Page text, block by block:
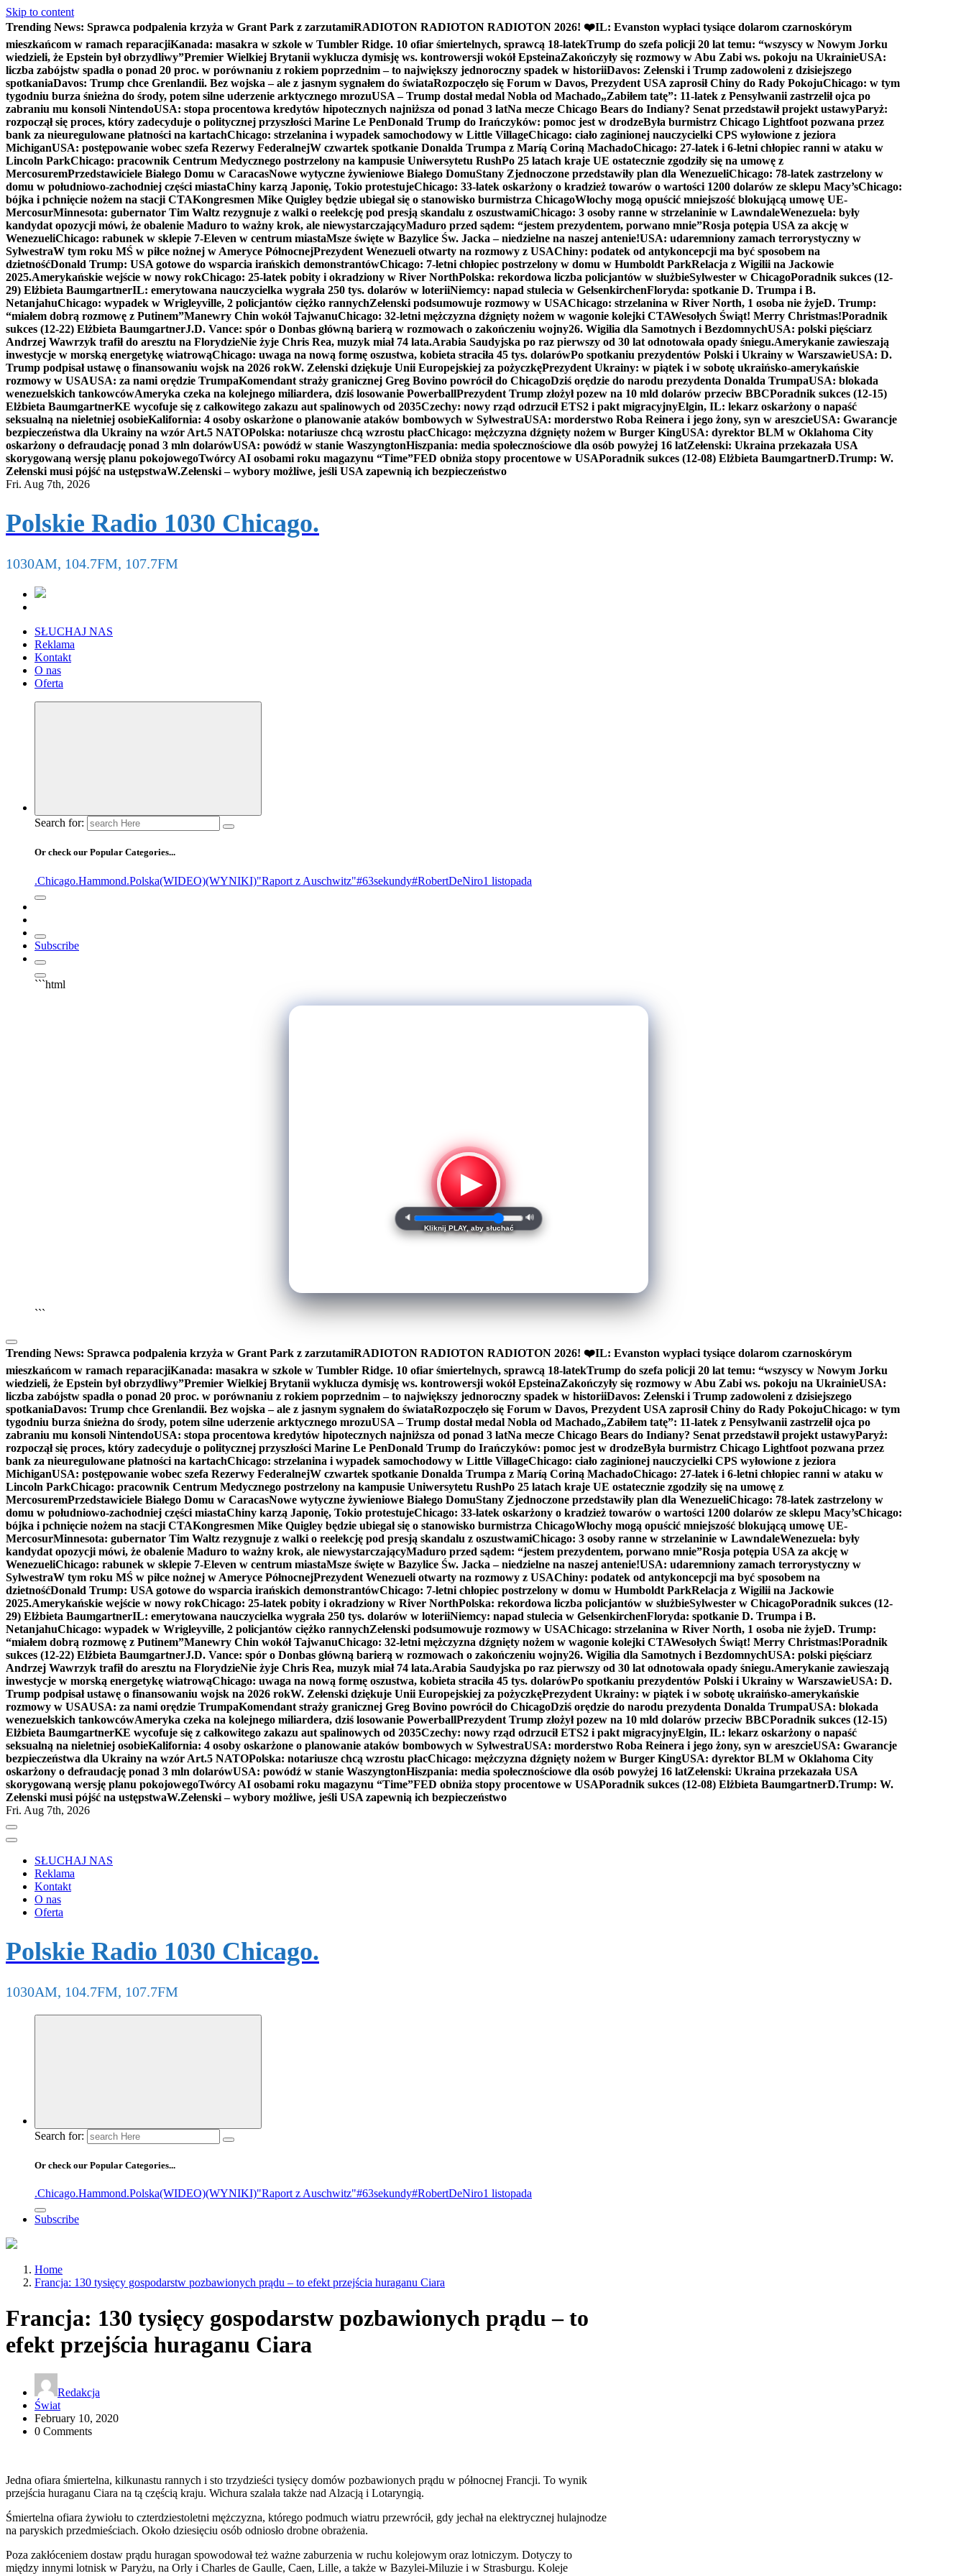
Skip to content
Trending News: Sprawca podpalenia krzyża w Grant Park z zarzutamiRADIOTON RADIOTON RADIOTON 2026! ❤️IL: Evanston wypłaci tysiące dolarom czarnoskórym
mieszkańcom w ramach reparacjiKanada: masakra w szkole w Tumbler Ridge. 10 ofiar śmiertelnych, sprawcą 18-latekTrump do szefa policji 20 lat temu: “wszyscy w Nowym Jorku
wiedzieli, że Epstein był obrzydliwy”Premier Wielkiej Brytanii wyklucza dymisję ws. kontrowersji wokół EpsteinaZakończyły się rozmowy w Abu Zabi ws. pokoju na UkrainieUSA:
liczba zabójstw spadła o ponad 20 proc. w porównaniu z rokiem poprzednim – to największy jednoroczny spadek w historiiDavos: Zełenski i Trump zadowoleni z dzisiejszego
spotkaniaDavos: Trump chce Grenlandii. Bez wojska – ale z jasnym sygnałem do świataRozpoczęło się Forum w Davos, Prezydent USA zaprosił Chiny do Rady PokojuChicago: w tym
tygodniu burza śnieżna do środy, potem silne uderzenie arktycznego mrozuUSA – Trump dostał medal Nobla od Machado„Zabiłem tatę”: 11-latek z Pensylwanii zastrzelił ojca po
zabraniu mu konsoli NintendoUSA: stopa procentowa kredytów hipotecznych najniższa od ponad 3 latNa mecze Chicago Bears do Indiany? Senat przedstawił projekt ustawyParyż:
rozpoczął się proces, który zadecyduje o politycznej przyszłości Marine Le PenDonald Trump do Irańczyków: pomoc jest w drodzeByła burmistrz Chicago Lightfoot pozwana przez
bank za nieuregulowane płatności na kartachChicago: strzelanina i wypadek samochodowy w Little VillageChicago: ciało zaginionej nauczycielki CPS wyłowione z jeziora
MichiganUSA: postępowanie wobec szefa Rezerwy FederalnejW czwartek spotkanie Donalda Trumpa z Maríą Coriną MachadoChicago: 27-latek i 6-letni chłopiec ranni w ataku w
Lincoln ParkChicago: pracownik Centrum Medycznego postrzelony na kampusie Uniwersytetu RushPo 25 latach kraje UE ostatecznie zgodziły się na umowę z
MercosuremPrzedstawiciele Białego Domu w CaracasNowe wytyczne żywieniowe Białego DomuStany Zjednoczone przedstawiły plan dla WenezueliChicago: 78-latek zastrzelony w
domu w południowo-zachodniej części miastaChiny karzą Japonię, Tokio protestujeChicago: 33-latek oskarżony o kradzież towarów o wartości 1200 dolarów ze sklepu Macy’sChicago:
bójka i pchnięcie nożem na stacji CTAKongresmen Mike Quigley będzie ubiegał się o stanowisko burmistrza ChicagoWłochy mogą opuścić mniejszość blokującą umowę UE-
MercosurMinnesota: gubernator Tim Waltz rezygnuje z walki o reelekcję pod presją skandalu z oszustwamiChicago: 3 osoby ranne w strzelaninie w LawndaleWenezuela: były
kandydat opozycji mówi, że obalenie Maduro to ważny krok, ale niewystarczającyMaduro przed sądem: “jestem prezydentem, porwano mnie”Rosja potępia USA za akcję w
WenezueliChicago: rabunek w sklepie 7-Eleven w centrum miastaMsze święte w Bazylice Św. Jacka – niedzielne na naszej antenie!USA: udaremniony zamach terrorystyczny w
SylwestraW tym roku MŚ w piłce nożnej w Ameryce PółnocnejPrezydent Wenezueli otwarty na rozmowy z USAChiny: podatek od antykoncepcji ma być sposobem na
dzietnośćDonald Trump: USA gotowe do wsparcia irańskich demonstrantówChicago: 7-letni chłopiec postrzelony w domu w Humboldt ParkRelacja z Wigilii na Jackowie
2025.Amerykańskie wejście w nowy rokChicago: 25-latek pobity i okradziony w River NorthPolska: rekordowa liczba policjantów w służbieSylwester w ChicagoPoradnik sukces (12-
29) Elżbieta BaumgartnerIL: emerytowana nauczycielka wygrała 250 tys. dolarów w loteriiNiemcy: napad stulecia w GelsenkirchenFloryda: spotkanie D. Trumpa i B.
NetanjahuChicago: wypadek w Wrigleyville, 2 policjantów ciężko rannychZełenski podsumowuje rozmowy w USAChicago: strzelanina w River North, 1 osoba nie żyjeD. Trump:
“miałem dobrą rozmowę z Putinem”Manewry Chin wokół TajwanuChicago: 32-letni mężczyzna dźgnięty nożem w wagonie kolejki CTAWesołych Świąt! Merry Christmas!Poradnik
sukces (12-22) Elżbieta BaumgartnerJ.D. Vance: spór o Donbas główną barierą w rozmowach o zakończeniu wojny26. Wigilia dla Samotnych i BezdomnychUSA: polski pięściarz
Andrzej Wawrzyk trafił do aresztu na FlorydzieNie żyje Chris Rea, muzyk miał 74 lata.Arabia Saudyjska po raz pierwszy od 30 lat odnotowała opady śniegu.Amerykanie zawieszają
inwestycje w morską energetykę wiatrowąChicago: uwaga na nową formę oszustwa, kobieta straciła 45 tys. dolarówPo spotkaniu prezydentów Polski i Ukrainy w WarszawieUSA: D.
Trump podpisał ustawę o finansowaniu wojsk na 2026 rokW. Zełenski dziękuje Unii Europejskiej za pożyczkęPrezydent Ukrainy: w piątek i w sobotę ukraińsko-amerykańskie
rozmowy w USAUSA: za nami orędzie TrumpaKomendant straży granicznej Greg Bovino powrócił do ChicagoDziś orędzie do narodu prezydenta Donalda TrumpaUSA: blokada
wenezuelskich tankowcówAmeryka czeka na kolejnego miliardera, dziś losowanie PowerballPrezydent Trump złożył pozew na 10 mld dolarów przeciw BBCPoradnik sukces (12-15)
Elżbieta BaumgartnerKE wycofuje się z całkowitego zakazu aut spalinowych od 2035Czechy: nowy rząd odrzucił ETS2 i pakt migracyjnyElgin, IL: lekarz oskarżony o napaść
seksualną na nieletniej osobieKalifornia: 4 osoby oskarżone o planowanie ataków bombowych w SylwestraUSA: morderstwo Roba Reinera i jego żony, syn w areszcieUSA: Gwarancje
bezpieczeństwa dla Ukrainy na wzór Art.5 NATOPolska: notariusze chcą wzrostu płacChicago: mężczyzna dźgnięty nożem w Burger KingUSA: dyrektor BLM w Oklahoma City
oskarżony o defraudację ponad 3 mln dolarówUSA: powódź w stanie WaszyngtonHiszpania: media społecznościowe dla osób powyżej 16 latZełenski: Ukraina przekazała USA
skorygowaną wersję planu pokojowegoTwórcy AI osobami roku magazynu “Time”FED obniża stopy procentowe w USAPoradnik sukces (12-08) Elżbieta BaumgartnerD.Trump: W.
Zełenski musi pójść na ustępstwaW.Zełenski – wybory możliwe, jeśli USA zapewnią ich bezpieczeństwo
Fri. Aug 7th, 2026
Polskie Radio 1030 Chicago.
1030AM, 104.7FM, 107.7FM
SŁUCHAJ NAS
Reklama
Kontakt
O nas
Oferta
Search for:
Or check our Popular Categories...
.Chicago.Hammond.Polska(WIDEO)(WYNIKI)"Raport z Auschwitz"#63sekundy#RobertDeNiro1 listopada
Subscribe
```html
▶
🔈 🔊
Kliknij PLAY, aby słuchać
```
Trending News: Sprawca podpalenia krzyża w Grant Park z zarzutamiRADIOTON RADIOTON RADIOTON 2026! ❤️IL: Evanston wypłaci tysiące dolarom czarnoskórym
mieszkańcom w ramach reparacjiKanada: masakra w szkole w Tumbler Ridge. 10 ofiar śmiertelnych, sprawcą 18-latekTrump do szefa policji 20 lat temu: “wszyscy w Nowym Jorku
wiedzieli, że Epstein był obrzydliwy”Premier Wielkiej Brytanii wyklucza dymisję ws. kontrowersji wokół EpsteinaZakończyły się rozmowy w Abu Zabi ws. pokoju na UkrainieUSA:
liczba zabójstw spadła o ponad 20 proc. w porównaniu z rokiem poprzednim – to największy jednoroczny spadek w historiiDavos: Zełenski i Trump zadowoleni z dzisiejszego
spotkaniaDavos: Trump chce Grenlandii. Bez wojska – ale z jasnym sygnałem do świataRozpoczęło się Forum w Davos, Prezydent USA zaprosił Chiny do Rady PokojuChicago: w tym
tygodniu burza śnieżna do środy, potem silne uderzenie arktycznego mrozuUSA – Trump dostał medal Nobla od Machado„Zabiłem tatę”: 11-latek z Pensylwanii zastrzelił ojca po
zabraniu mu konsoli NintendoUSA: stopa procentowa kredytów hipotecznych najniższa od ponad 3 latNa mecze Chicago Bears do Indiany? Senat przedstawił projekt ustawyParyż:
rozpoczął się proces, który zadecyduje o politycznej przyszłości Marine Le PenDonald Trump do Irańczyków: pomoc jest w drodzeByła burmistrz Chicago Lightfoot pozwana przez
bank za nieuregulowane płatności na kartachChicago: strzelanina i wypadek samochodowy w Little VillageChicago: ciało zaginionej nauczycielki CPS wyłowione z jeziora
MichiganUSA: postępowanie wobec szefa Rezerwy FederalnejW czwartek spotkanie Donalda Trumpa z Maríą Coriną MachadoChicago: 27-latek i 6-letni chłopiec ranni w ataku w
Lincoln ParkChicago: pracownik Centrum Medycznego postrzelony na kampusie Uniwersytetu RushPo 25 latach kraje UE ostatecznie zgodziły się na umowę z
MercosuremPrzedstawiciele Białego Domu w CaracasNowe wytyczne żywieniowe Białego DomuStany Zjednoczone przedstawiły plan dla WenezueliChicago: 78-latek zastrzelony w
domu w południowo-zachodniej części miastaChiny karzą Japonię, Tokio protestujeChicago: 33-latek oskarżony o kradzież towarów o wartości 1200 dolarów ze sklepu Macy’sChicago:
bójka i pchnięcie nożem na stacji CTAKongresmen Mike Quigley będzie ubiegał się o stanowisko burmistrza ChicagoWłochy mogą opuścić mniejszość blokującą umowę UE-
MercosurMinnesota: gubernator Tim Waltz rezygnuje z walki o reelekcję pod presją skandalu z oszustwamiChicago: 3 osoby ranne w strzelaninie w LawndaleWenezuela: były
kandydat opozycji mówi, że obalenie Maduro to ważny krok, ale niewystarczającyMaduro przed sądem: “jestem prezydentem, porwano mnie”Rosja potępia USA za akcję w
WenezueliChicago: rabunek w sklepie 7-Eleven w centrum miastaMsze święte w Bazylice Św. Jacka – niedzielne na naszej antenie!USA: udaremniony zamach terrorystyczny w
SylwestraW tym roku MŚ w piłce nożnej w Ameryce PółnocnejPrezydent Wenezueli otwarty na rozmowy z USAChiny: podatek od antykoncepcji ma być sposobem na
dzietnośćDonald Trump: USA gotowe do wsparcia irańskich demonstrantówChicago: 7-letni chłopiec postrzelony w domu w Humboldt ParkRelacja z Wigilii na Jackowie
2025.Amerykańskie wejście w nowy rokChicago: 25-latek pobity i okradziony w River NorthPolska: rekordowa liczba policjantów w służbieSylwester w ChicagoPoradnik sukces (12-
29) Elżbieta BaumgartnerIL: emerytowana nauczycielka wygrała 250 tys. dolarów w loteriiNiemcy: napad stulecia w GelsenkirchenFloryda: spotkanie D. Trumpa i B.
NetanjahuChicago: wypadek w Wrigleyville, 2 policjantów ciężko rannychZełenski podsumowuje rozmowy w USAChicago: strzelanina w River North, 1 osoba nie żyjeD. Trump:
“miałem dobrą rozmowę z Putinem”Manewry Chin wokół TajwanuChicago: 32-letni mężczyzna dźgnięty nożem w wagonie kolejki CTAWesołych Świąt! Merry Christmas!Poradnik
sukces (12-22) Elżbieta BaumgartnerJ.D. Vance: spór o Donbas główną barierą w rozmowach o zakończeniu wojny26. Wigilia dla Samotnych i BezdomnychUSA: polski pięściarz
Andrzej Wawrzyk trafił do aresztu na FlorydzieNie żyje Chris Rea, muzyk miał 74 lata.Arabia Saudyjska po raz pierwszy od 30 lat odnotowała opady śniegu.Amerykanie zawieszają
inwestycje w morską energetykę wiatrowąChicago: uwaga na nową formę oszustwa, kobieta straciła 45 tys. dolarówPo spotkaniu prezydentów Polski i Ukrainy w WarszawieUSA: D.
Trump podpisał ustawę o finansowaniu wojsk na 2026 rokW. Zełenski dziękuje Unii Europejskiej za pożyczkęPrezydent Ukrainy: w piątek i w sobotę ukraińsko-amerykańskie
rozmowy w USAUSA: za nami orędzie TrumpaKomendant straży granicznej Greg Bovino powrócił do ChicagoDziś orędzie do narodu prezydenta Donalda TrumpaUSA: blokada
wenezuelskich tankowcówAmeryka czeka na kolejnego miliardera, dziś losowanie PowerballPrezydent Trump złożył pozew na 10 mld dolarów przeciw BBCPoradnik sukces (12-15)
Elżbieta BaumgartnerKE wycofuje się z całkowitego zakazu aut spalinowych od 2035Czechy: nowy rząd odrzucił ETS2 i pakt migracyjnyElgin, IL: lekarz oskarżony o napaść
seksualną na nieletniej osobieKalifornia: 4 osoby oskarżone o planowanie ataków bombowych w SylwestraUSA: morderstwo Roba Reinera i jego żony, syn w areszcieUSA: Gwarancje
bezpieczeństwa dla Ukrainy na wzór Art.5 NATOPolska: notariusze chcą wzrostu płacChicago: mężczyzna dźgnięty nożem w Burger KingUSA: dyrektor BLM w Oklahoma City
oskarżony o defraudację ponad 3 mln dolarówUSA: powódź w stanie WaszyngtonHiszpania: media społecznościowe dla osób powyżej 16 latZełenski: Ukraina przekazała USA
skorygowaną wersję planu pokojowegoTwórcy AI osobami roku magazynu “Time”FED obniża stopy procentowe w USAPoradnik sukces (12-08) Elżbieta BaumgartnerD.Trump: W.
Zełenski musi pójść na ustępstwaW.Zełenski – wybory możliwe, jeśli USA zapewnią ich bezpieczeństwo
Fri. Aug 7th, 2026
SŁUCHAJ NAS
Reklama
Kontakt
O nas
Oferta
Polskie Radio 1030 Chicago.
1030AM, 104.7FM, 107.7FM
Search for:
Or check our Popular Categories...
.Chicago.Hammond.Polska(WIDEO)(WYNIKI)"Raport z Auschwitz"#63sekundy#RobertDeNiro1 listopada
Subscribe
Home
Francja: 130 tysięcy gospodarstw pozbawionych prądu – to efekt przejścia huraganu Ciara
Francja: 130 tysięcy gospodarstw pozbawionych prądu – to
efekt przejścia huraganu Ciara
Redakcja
Świat
February 10, 2020
0 Comments
Jedna ofiara śmiertelna, kilkunastu rannych i sto trzydzieści tysięcy domów pozbawionych prądu w północnej Francji. To wynik
przejścia huraganu Ciara na tą częścią kraju. Wichura szalała także nad Alzacją i Lotaryngią.
Śmiertelna ofiara żywiołu to czterdziestoletni mężczyzna, którego podmuch wiatru przewrócił, gdy jechał na elektrycznej hulajnodze
na paryskich przedmieściach. Około dziesięciu osób odniosło drobne obrażenia.
Poza zakłóceniem dostaw prądu huragan spowodował też ważne zaburzenia w ruchu kolejowym oraz lotniczym. Dotyczy to
między innymi lotnisk w Paryżu, na Orly i Charles de Gaulle, Caen, Lille, a także w Bazylei-Miluzie i w Strasburgu. Koleje